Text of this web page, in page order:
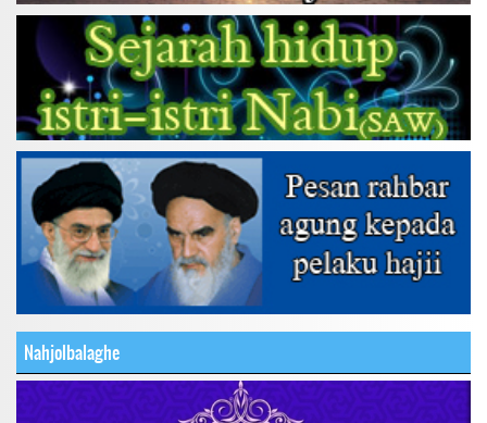
Nahjolbalaghe